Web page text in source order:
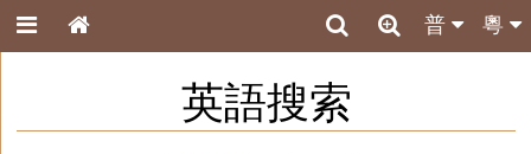
粵
普
英語搜索